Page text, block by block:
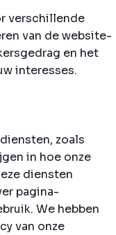
verschillende
van de website-
en het
interesses.
zoals
in hoe onze
diensten
pagina-
We hebben
van onze